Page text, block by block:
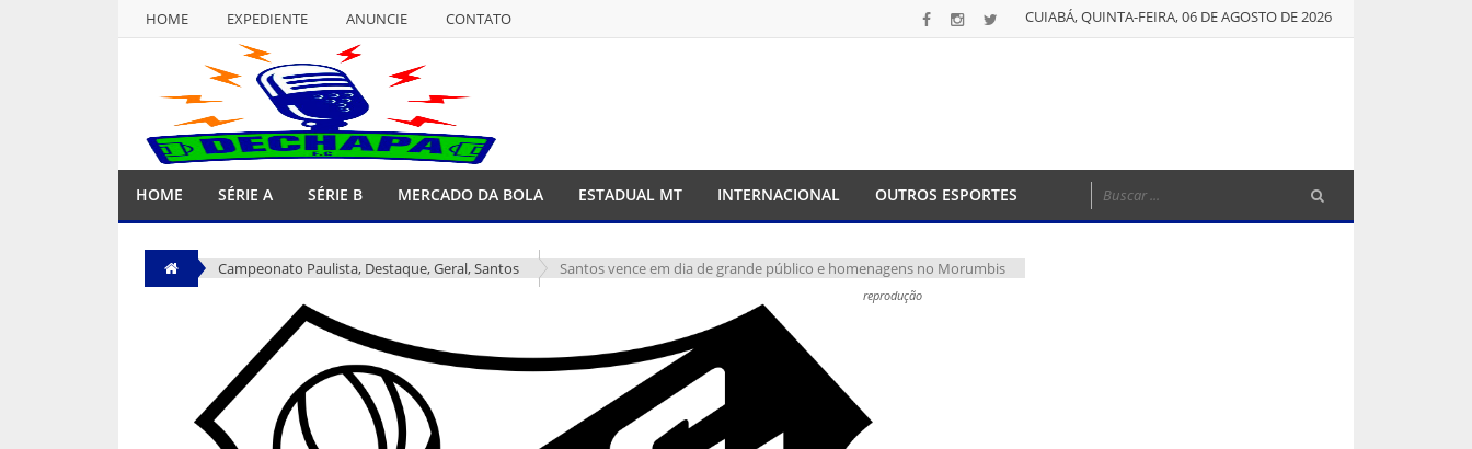
HOME EXPEDIENTE ANUNCIE
CONTATO
EXPEDIENTE ANUNCIE
CUIABÁ, QUINTA-FEIRA, 06 DE AGOSTO DE 2026
HOME SÉRIE A SÉRIE B MERCADO DA BOLA ESTADUAL MT INTERNACIONAL OUTROS ESPORTES
Campeonato Paulista, Destaque,Geral,Santos Santos vence em dia de grande público e homenagens no Morumbis
reprodução